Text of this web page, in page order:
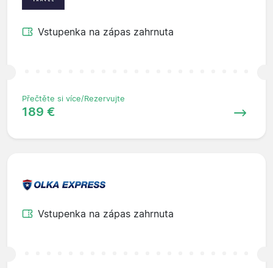
Vstupenka na zápas zahrnuta
Přečtěte si více/Rezervujte
189 €
Vstupenka na zápas zahrnuta